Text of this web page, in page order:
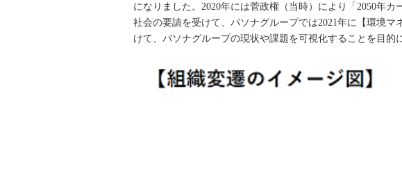
になりました。2020年には菅政権（当時）により「2050年
社会の要請を受けて、パソナグループでは2021年に【環境
けて、パソナグループの現状や課題を可視化することを目的